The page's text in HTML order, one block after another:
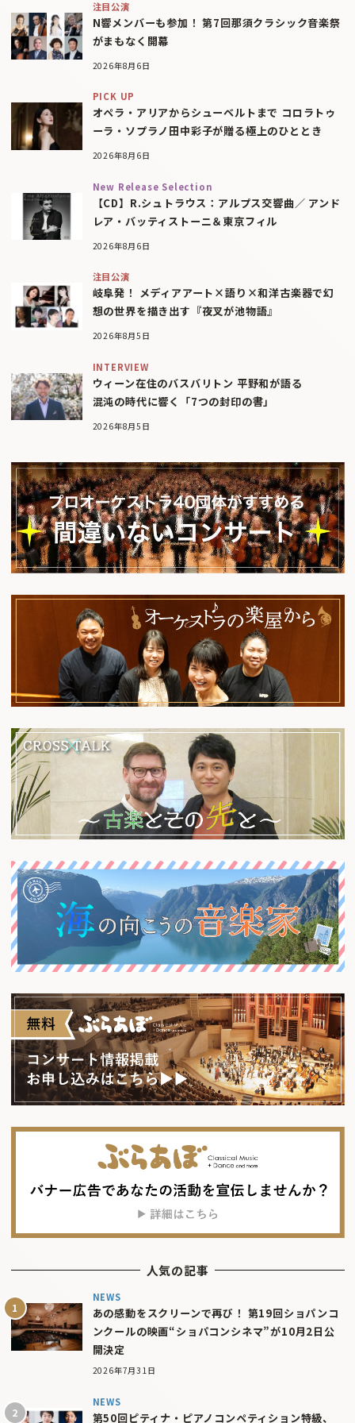
注目公演
N響メンバーも参加！ 第7回那須クラシック音楽祭
がまもなく開幕
2026年8月6日
PICK UP
オペラ・アリアからシューベルトまで コロラトゥ
ーラ・ソプラノ田中彩子が贈る極上のひととき
2026年8月6日
New Release Selection
【CD】R.シュトラウス：アルプス交響曲／ アンド
レア・バッティストーニ＆東京フィル
2026年8月6日
注目公演
岐阜発！ メディアアート×語り×和洋古楽器で幻
想の世界を描き出す『夜叉が池物語』
2026年8月5日
INTERVIEW
ウィーン在住のバスバリトン 平野和が語る
混沌の時代に響く「7つの封印の書」
2026年8月5日
人気の記事
NEWS
あの感動をスクリーンで再び！ 第19回ショパンコ
ンクールの映画“ショパコンシネマ”が10月2日公
開決定
2026年7月31日
NEWS
第50回ピティナ・ピアノコンペティション特級、